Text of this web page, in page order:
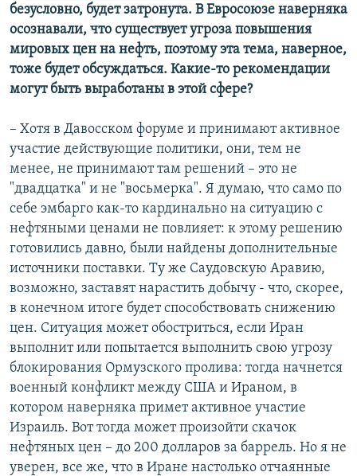
безусловно, будет затронута. В Евросоюзе наверняка
осознавали, что существует угроза повышения
мировых цен на нефть, поэтому эта тема, наверное,
тоже будет обсуждаться. Какие-то рекомендации
могут быть выработаны в этой сфере?
– Хотя в Давосском форуме и принимают активное
участие действующие политики, они, тем не
менее, не принимают там решений – это не
"двадцатка" и не "восьмерка". Я думаю, что само по
себе эмбарго как-то кардинально на ситуацию с
нефтяными ценами не повлияет: к этому решению
готовились давно, были найдены дополнительные
источники поставки. Ту же Саудовскую Аравию,
возможно, заставят нарастить добычу - что, скорее,
в конечном итоге будет способствовать снижению
цен. Ситуация может обостриться, если Иран
выполнит или попытается выполнить свою угрозу
блокирования Ормузского пролива: тогда начнется
военный конфликт между США и Ираном, в
котором наверняка примет активное участие
Израиль. Вот тогда может произойти скачок
нефтяных цен – до 200 долларов за баррель. Но я не
уверен, все же, что в Иране настолько отчаянные